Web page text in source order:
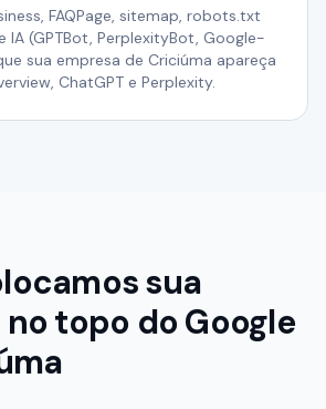
FAQPage, sitemap, robots.txt
IA (GPTBot, PerplexityBot, Google-
sua empresa de Criciúma apareça
ChatGPT e Perplexity.
sua
topo do Google